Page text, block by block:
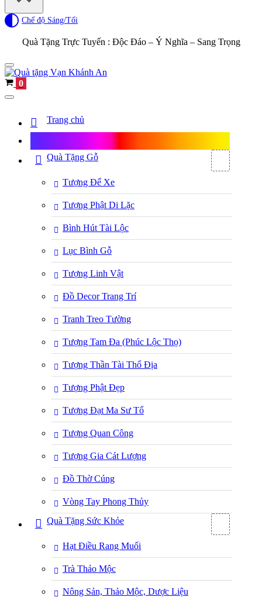
Chế độ Sáng/Tối
Quà Tặng Trực Tuyến : Độc Đáo – Ý Nghĩa – Sang Trọng
Navigation
Menu
Cart
0
Navigation
Trang chủ
Quà Tặng Gỗ
Tượng Để Xe
Tượng Phật Di Lặc
Bình Hút Tài Lộc
Lục Bình Gỗ
Tượng Linh Vật
Đồ Decor Trang Trí
Tranh Treo Tường
Tượng Tam Đa (Phúc Lộc Thọ)
Tượng Thần Tài Thổ Địa
Tượng Phật Đẹp
Tượng Đạt Ma Sư Tổ
Tượng Quan Công
Tượng Gia Cát Lượng
Đồ Thờ Cúng
Vòng Tay Phong Thủy
Quà Tặng Sức Khỏe
Hạt Điều Rang Muối
Trà Thảo Mộc
Nông Sản, Thảo Mộc, Dược Liệu